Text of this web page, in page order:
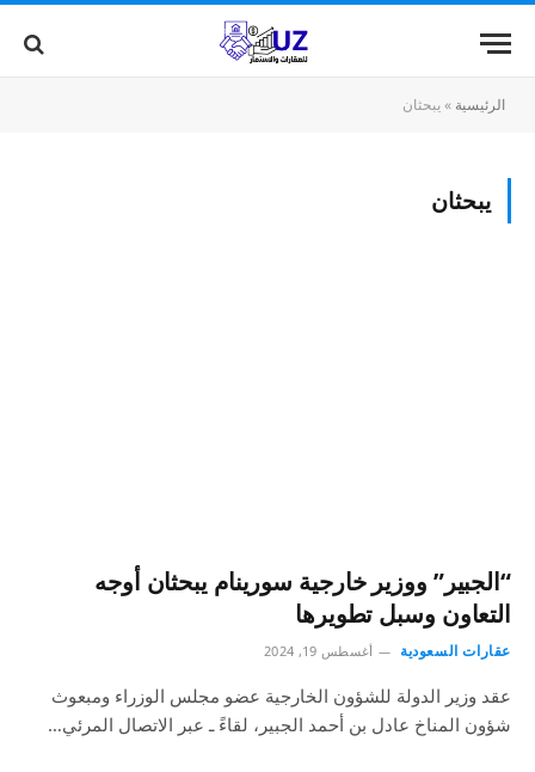
الرئيسية »يبحثان
يبحثان
“الجبير” ووزير خارجية سورينام يبحثان أوجه
التعاون وسبل تطويرها
عقارات السعودية أغسطس 19, 2024
عقد وزير الدولة للشؤون الخارجية عضو مجلس الوزراء ومبعوث
شؤون المناخ عادل بن أحمد الجبير، لقاءً ـ عبر الاتصال المرئي…